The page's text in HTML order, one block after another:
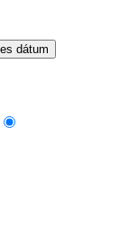
dátum